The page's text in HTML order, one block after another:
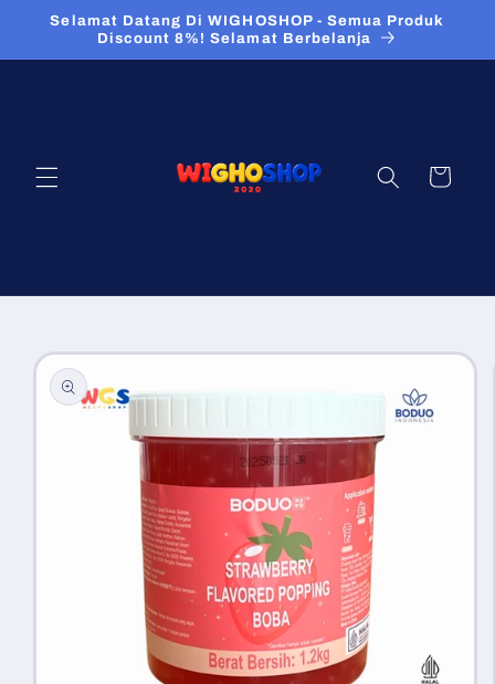
Langsung
ke konten
Selamat Datang Di WIGHOSHOP - Semua Produk
Discount 8%! Selamat Berbelanja
Keranjang
ke
informasi
produk